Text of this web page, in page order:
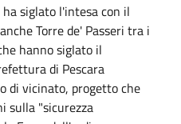
siglato l'intesa con il
Torre de' Passeri tra i
hanno siglato il
di Pescara
di vicinato, progetto che
sulla "sicurezza